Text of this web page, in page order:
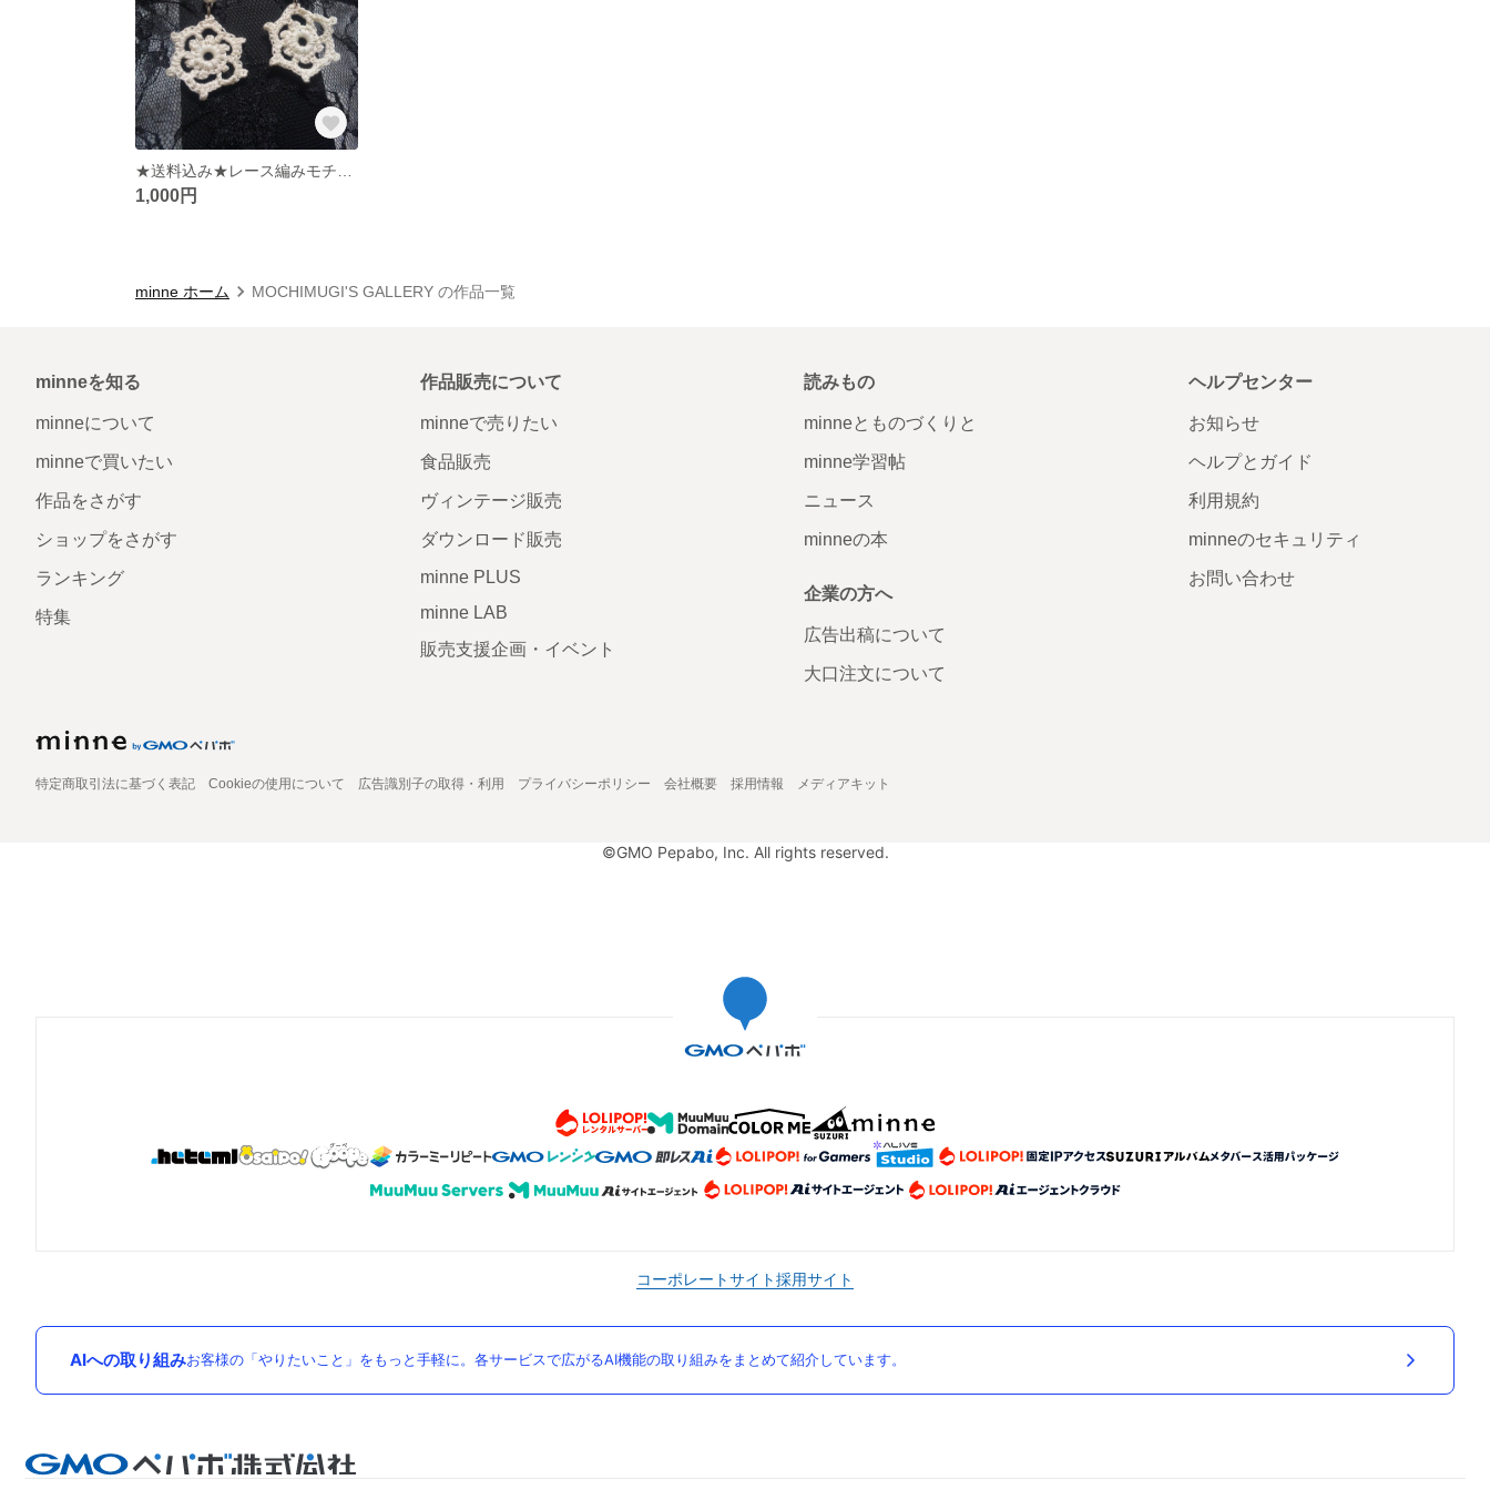
1,000円
minne ホーム MOCHIMUGI'S GALLERY の作品一覧
minneを知る
minneについて
minneで買いたい
作品をさがす
ショップをさがす
ランキング
特集
作品販売について
minneで売りたい
食品販売
ヴィンテージ販売
ダウンロード販売
minne PLUS
minne LAB
販売支援企画・イベント
読みもの
minneとものづくりと
minne学習帖
ニュース
minneの本
企業の方へ
広告出稿について
大口注文について
ヘルプセンター
お知らせ
ヘルプとガイド
利用規約
minneのセキュリティ
お問い合わせ
特定商取引法に基づく表記 Cookieの使用について 広告識別子の取得・利用 プライバシーポリシー 会社概要 採用情報 メディアキット
©GMO Pepabo, Inc. All rights reserved.
コーポレートサイト採用サイト
AIへの取り組みお客様の「やりたいこと」をもっと手軽に。各サービスで広がるAI機能の取り組みをまとめて紹介しています。